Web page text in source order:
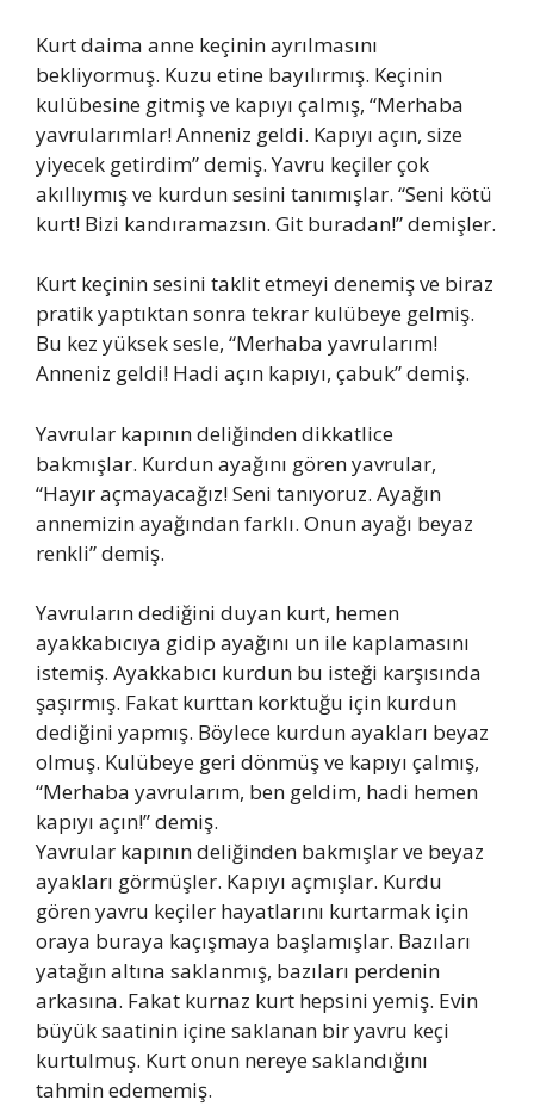
Kurt daima anne keçinin ayrılmasını
bekliyormuş. Kuzu etine bayılırmış. Keçinin
kulübesine gitmiş ve kapıyı çalmış, “Merhaba
yavrularımlar! Anneniz geldi. Kapıyı açın, size
yiyecek getirdim” demiş. Yavru keçiler çok
akıllıymış ve kurdun sesini tanımışlar. “Seni kötü
kurt! Bizi kandıramazsın. Git buradan!” demişler.
Kurt keçinin sesini taklit etmeyi denemiş ve biraz
pratik yaptıktan sonra tekrar kulübeye gelmiş.
Bu kez yüksek sesle, “Merhaba yavrularım!
Anneniz geldi! Hadi açın kapıyı, çabuk” demiş.
Yavrular kapının deliğinden dikkatlice
bakmışlar. Kurdun ayağını gören yavrular,
“Hayır açmayacağız! Seni tanıyoruz. Ayağın
annemizin ayağından farklı. Onun ayağı beyaz
renkli” demiş.
Yavruların dediğini duyan kurt, hemen
ayakkabıcıya gidip ayağını un ile kaplamasını
istemiş. Ayakkabıcı kurdun bu isteği karşısında
şaşırmış. Fakat kurttan korktuğu için kurdun
dediğini yapmış. Böylece kurdun ayakları beyaz
olmuş. Kulübeye geri dönmüş ve kapıyı çalmış,
“Merhaba yavrularım, ben geldim, hadi hemen
kapıyı açın!” demiş.
Yavrular kapının deliğinden bakmışlar ve beyaz
ayakları görmüşler. Kapıyı açmışlar. Kurdu
gören yavru keçiler hayatlarını kurtarmak için
oraya buraya kaçışmaya başlamışlar. Bazıları
yatağın altına saklanmış, bazıları perdenin
arkasına. Fakat kurnaz kurt hepsini yemiş. Evin
büyük saatinin içine saklanan bir yavru keçi
kurtulmuş. Kurt onun nereye saklandığını
tahmin edememiş.